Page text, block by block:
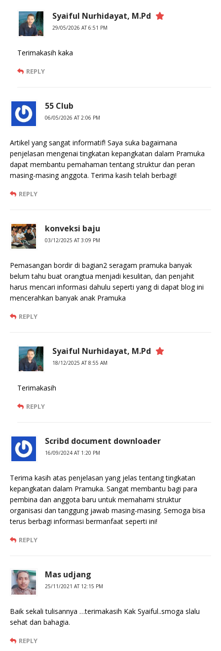
Syaiful Nurhidayat, M.Pd
29/05/2026 AT 6:51 PM
Terimakasih kaka
REPLY
55 Club
06/05/2026 AT 2:06 PM
Artikel yang sangat informatif! Saya suka bagaimana
penjelasan mengenai tingkatan kepangkatan dalam Pramuka
dapat membantu pemahaman tentang struktur dan peran
masing-masing anggota. Terima kasih telah berbagi!
REPLY
konveksi baju
03/12/2025 AT 3:09 PM
Pemasangan bordir di bagian2 seragam pramuka banyak
belum tahu buat orangtua menjadi kesulitan, dan penjahit
harus mencari informasi dahulu seperti yang di dapat blog ini
mencerahkan banyak anak Pramuka
REPLY
Syaiful Nurhidayat, M.Pd
18/12/2025 AT 8:55 AM
Terimakasih
REPLY
Scribd document downloader
16/09/2024 AT 1:20 PM
Terima kasih atas penjelasan yang jelas tentang tingkatan
kepangkatan dalam Pramuka. Sangat membantu bagi para
pembina dan anggota baru untuk memahami struktur
organisasi dan tanggung jawab masing-masing. Semoga bisa
terus berbagi informasi bermanfaat seperti ini!
REPLY
Mas udjang
25/11/2021 AT 12:15 PM
Baik sekali tulisannya …terimakasih Kak Syaiful..smoga slalu
sehat dan bahagia.
REPLY